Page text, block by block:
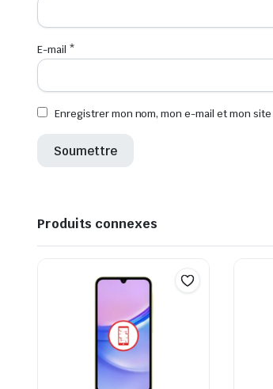
E-mail *
Enregistrer mon nom, mon e-mail et mon
Produits connexes